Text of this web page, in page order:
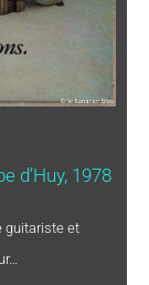
d’Huy, 1978
guitariste et